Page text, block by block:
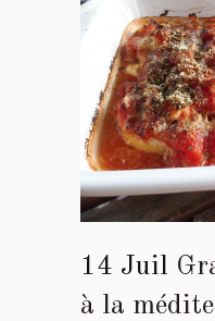
14 Juil
à la